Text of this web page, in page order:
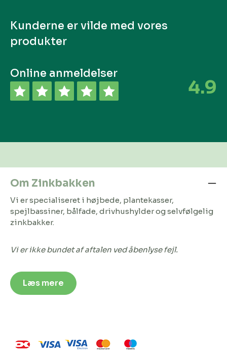
Kunderne er vilde med vores
produkter
Online anmeldelser
4.9
Om Zinkbakken
Vi er specialiseret i højbede, plantekasser,
spejlbassiner, bålfade, drivhushylder og selvfølgelig
zinkbakker.
Vi er ikke bundet af aftalen ved åbenlyse fejl.
Læs mere